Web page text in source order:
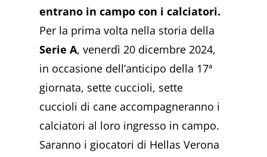
entrano in campo con i calciatori.
Per la prima volta nella storia della
Serie A, venerdì 20 dicembre 2024,
in occasione dell’anticipo della 17ª
giornata, sette cuccioli, sette
cuccioli di cane accompagneranno i
calciatori al loro ingresso in campo.
Saranno i giocatori di Hellas Verona